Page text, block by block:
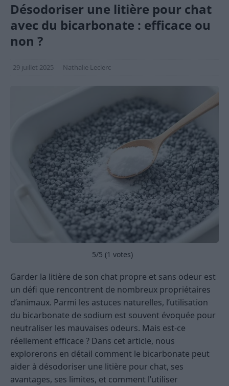
Désodoriser une litière pour chat
avec du bicarbonate : efficace ou
non ?
29 juillet 2025 Nathalie Leclerc
5/5 (1 votes)
Garder la litière de son chat propre et sans odeur est
un défi que rencontrent de nombreux propriétaires
d’animaux. Parmi les astuces naturelles, l’utilisation
du bicarbonate de sodium est souvent évoquée pour
neutraliser les mauvaises odeurs. Mais est-ce
réellement efficace ? Dans cet article, nous
explorerons en détail comment le bicarbonate peut
aider à désodoriser une litière pour chat, ses
avantages, ses limites, et comment l’utiliser